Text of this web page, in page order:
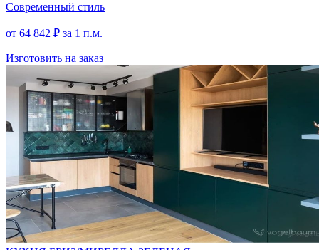
Современный стиль
от 64 842 ₽ за 1 п.м.
Изготовить на заказ